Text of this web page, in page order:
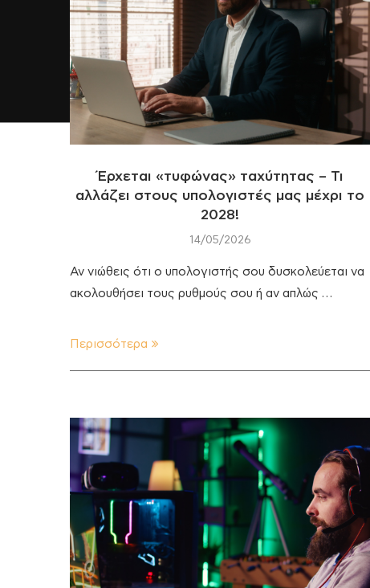
Έρχεται «τυφώνας» ταχύτητας – Τι
αλλάζει στους υπολογιστές μας μέχρι το
2028!
14/05/2026
Αν νιώθεις ότι ο υπολογιστής σου δυσκολεύεται να
ακολουθήσει τους ρυθμούς σου ή αν απλώς …
Περισσότερα